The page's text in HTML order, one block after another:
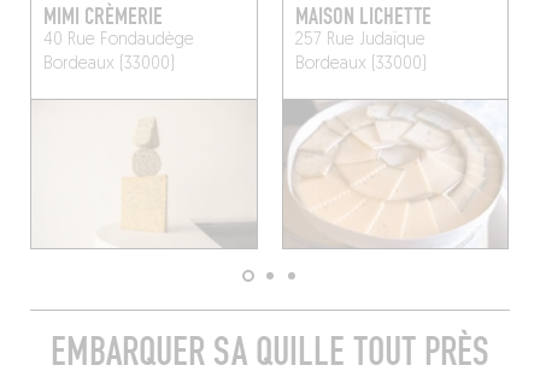
MIMI CRÈMERIE
40 Rue Fondaudège
Bordeaux (33000)
MAISON LICHETTE
257 Rue Judaïque
Bordeaux (33000)
EMBARQUER SA QUILLE TOUT PRÈS